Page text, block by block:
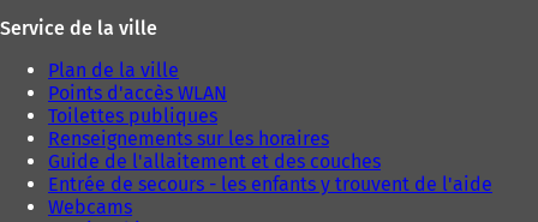
Service de la ville
Plan de la ville
Points d'accès WLAN
Toilettes publiques
Renseignements sur les horaires
Guide de l'allaitement et des couches
Entrée de secours - les enfants y trouvent de l'aide
Webcams